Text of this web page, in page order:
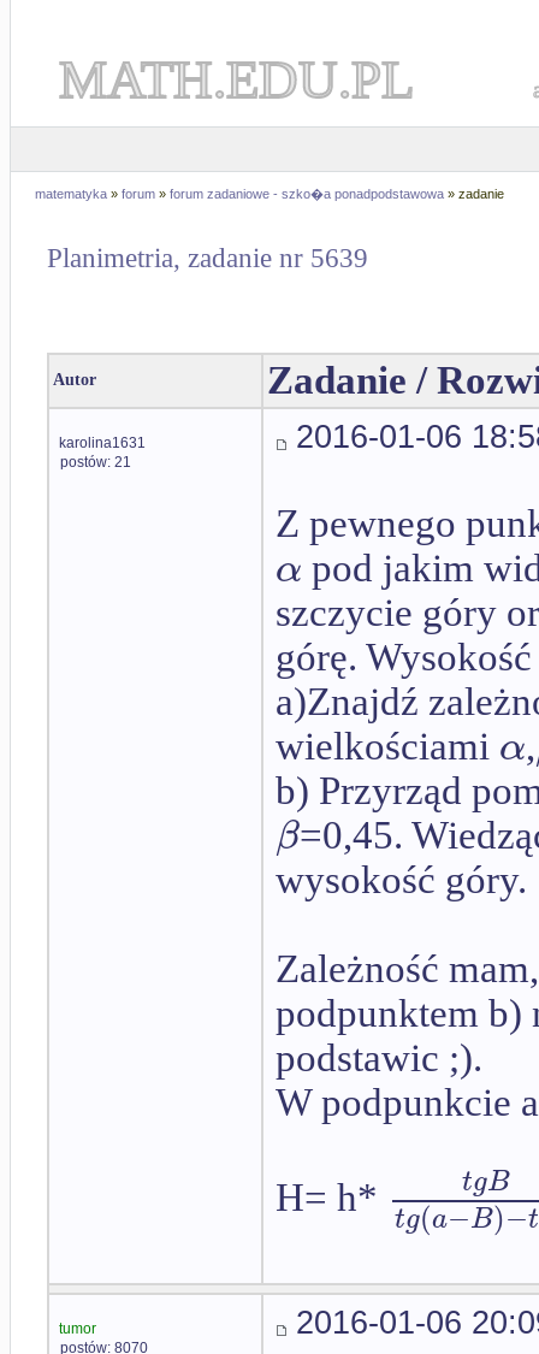
MATH.EDU.PL
matematyka » forum » forum zadaniowe - szko�a ponadpodstawowa » zadanie
Planimetria, zadanie nr 5639
Autor Zadanie /
karolina1631
postów: 21
2016-01-06
Z pewnego
α pod jakim
szczycie góry
górę.
a)Znajdź
wielkościami α,
b) Przyrząd
β=0,45.
wysokość góry.
Zależność
podpunktem b)
podstawic ;).
W podpunkcie
H= h* tgB
tg(a−B)−t
tumor
postów: 8070
2016-01-06